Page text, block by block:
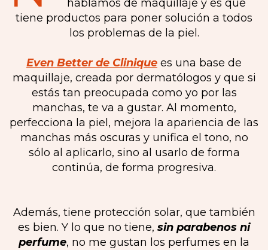
hablamos de maquillaje y es que
tiene productos para poner solución a todos
los problemas de la piel.
Even Better de Clinique es una base de
maquillaje, creada por dermatólogos y que si
estás tan preocupada como yo por las
manchas, te va a gustar. Al momento,
perfecciona la piel, mejora la apariencia de las
manchas más oscuras y unifica el tono, no
sólo al aplicarlo, sino al usarlo de forma
continúa, de forma progresiva.
Además, tiene protección solar, que también
es bien. Y lo que no tiene, sin parabenos ni
perfume, no me gustan los perfumes en la